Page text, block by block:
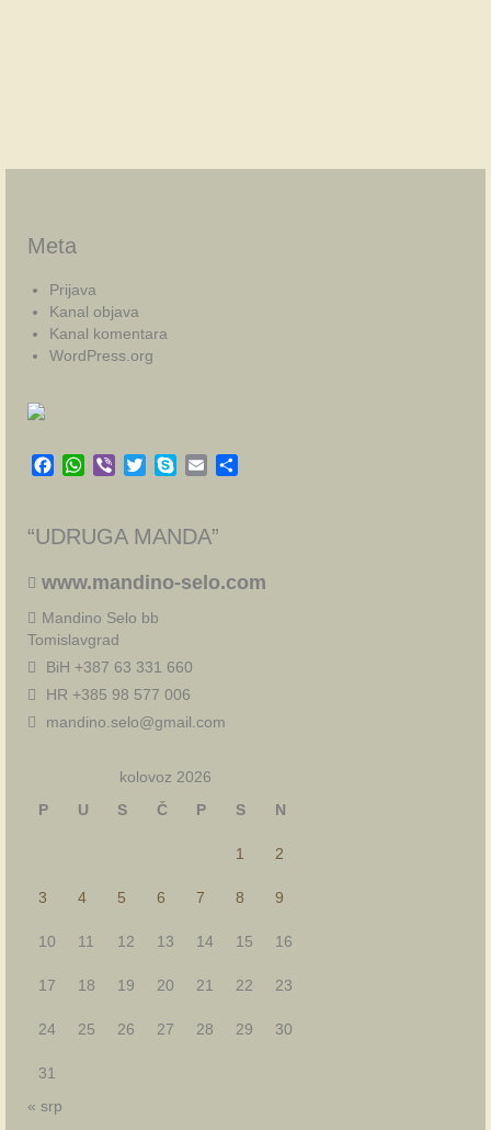
Meta
Prijava
Kanal objava
Kanal komentara
WordPress.org
Facebook
WhatsApp
Viber TwitterSkypeEmail
“UDRUGA MANDA”
www.mandino-selo.com
Mandino Selo bb
Tomislavgrad
BiH +387 63 331 660
HR +385 98 577 006
mandino.selo@gmail.com
kolovoz 2026
P
U S Č P S N
1 2
3 4 5 6 7 8 9
10 11 12 13 14 15 16
17 18 19 20 21 22 23
24 25 26 27 28 29 30
31
« srp